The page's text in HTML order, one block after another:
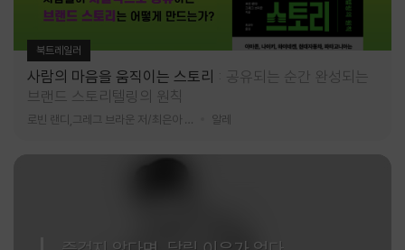
북트레일러
사람의 마음을 움직이는 스토리
공유되는 순간 완성되는
브랜드 스토리텔링의 원칙
알레